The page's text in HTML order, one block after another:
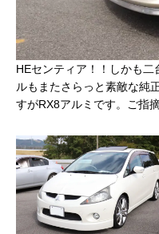
HEセンティア！！しかも
ルもまたさらっと素敵な純
すがRX8アルミです。ご指